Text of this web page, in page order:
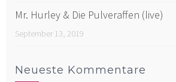
Mr. Hurley & Die Pulveraffen (live)
September 13, 2019
Neueste Kommentare